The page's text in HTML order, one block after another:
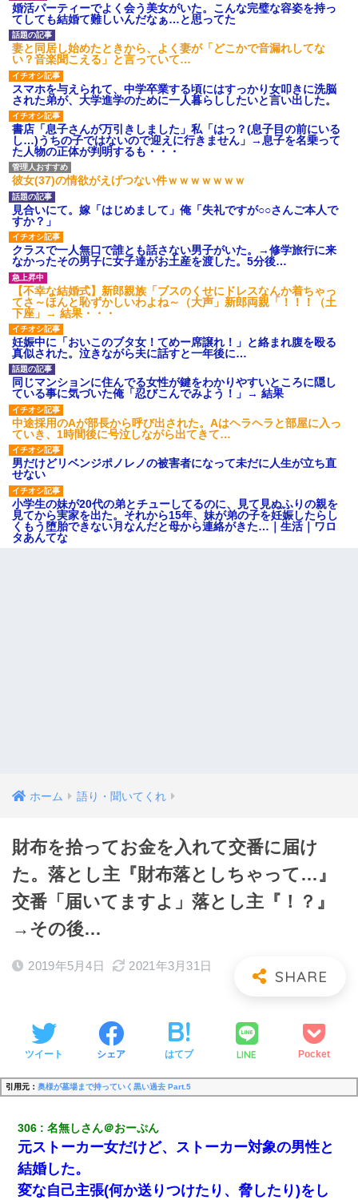
婚活パーティーでよく会う美女がいた。こんな完璧な容姿を持っ
てしても結婚て難しいんだなぁ…と思ってた
妻と同居し始めたときから、よく妻が「どこかで音漏れしてな
い？音楽聞こえる」と言っていて…
スマホを与えられて、中学卒業する頃にはすっかり女叩きに洗脳
された弟が、大学進学のために一人暮らししたいと言い出した。
書店「息子さんが万引きしました」私「はっ？(息子目の前にいる
し…)うちの子ではないので迎えに行きません」→息子を名乗って
た人物の正体が判明するも・・・
彼女(37)の情欲がえげつない件ｗｗｗｗｗｗｗ
見合いにて。嫁「はじめまして」俺「失礼ですが○○さんご本人で
すか？」
クラスで一人無口で誰とも話さない男子がいた。→修学旅行に来
なかったその男子に女子達がお土産を渡した。5分後…
【不幸な結婚式】新郎親族「ブスのくせにドレスなんか着ちゃっ
てさ～ほんと恥ずかしいわよね～（大声」新郎両親「！！！（土
下座」→ 結果・・・
妊娠中に「おいこのブタ女！てめー席譲れ！」と絡まれ腹を殴る
真似された。泣きながら夫に話すと一年後に…
同じマンションに住んでる女性が鍵をわかりやすいところに隠し
ている事に気づいた俺「忍びこんでみよう！」→ 結果
中途採用のAが部長から呼び出された。Aはヘラヘラと部屋に入っ
ていき、1時間後に号泣しながら出てきて…
男だけどリベンジポノレノの被害者になって未だに人生が立ち直
せない
小学生の妹が20代の弟とチューしてるのに、見て見ぬふりの親を
見てから実家を出た。それから15年、妹が弟の子を妊娠したらし
くもう堕胎できない月なんだと母から連絡がきた…｜生活｜ワロ
タあんてな
ホーム 語り・聞いてくれ
財布を拾ってお金を入れて交番に届け
た。落とし主『財布落としちゃって…』
交番「届いてますよ」落とし主『！？』
→その後…
2019年5月4日 2021年3月31日
ツイート シェア はてブ LINE Pocket
引用元： 奥様が墓場まで持っていく黒い過去 Part.5
306 名無しさん＠おーぷん
元ストーカー女だけど、ストーカー対象の男性と
結婚した。
変な自己主張(何か送りつけたり、脅したり)をし